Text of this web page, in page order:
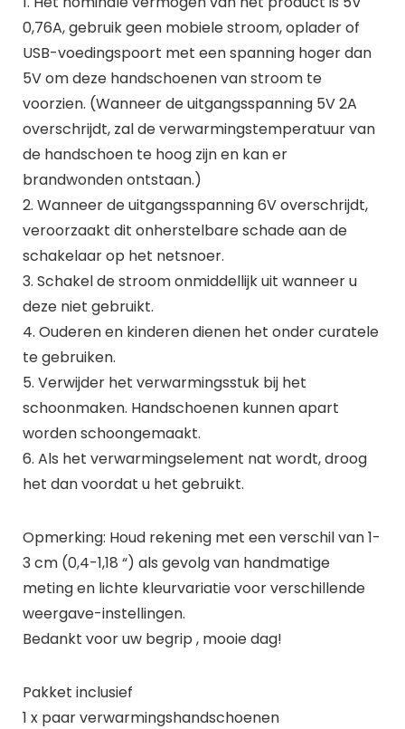
0,76A, gebruik geen mobiele stroom, oplader of
USB-voedingspoort met een spanning hoger dan
5V om deze handschoenen van stroom te
voorzien. (Wanneer de uitgangsspanning 5V 2A
overschrijdt, zal de verwarmingstemperatuur van
de handschoen te hoog zijn en kan er
brandwonden ontstaan.)
2. Wanneer de uitgangsspanning 6V overschrijdt,
veroorzaakt dit onherstelbare schade aan de
schakelaar op het netsnoer.
3. Schakel de stroom onmiddellijk uit wanneer u
deze niet gebruikt.
4. Ouderen en kinderen dienen het onder curatele
te gebruiken.
5. Verwijder het verwarmingsstuk bij het
schoonmaken. Handschoenen kunnen apart
worden schoongemaakt.
6. Als het verwarmingselement nat wordt, droog
het dan voordat u het gebruikt.
Opmerking: Houd rekening met een verschil van 1-
3 cm (0,4-1,18 “) als gevolg van handmatige
meting en lichte kleurvariatie voor verschillende
weergave-instellingen.
Bedankt voor uw begrip , mooie dag!
Pakket inclusief
1 x paar verwarmingshandschoenen